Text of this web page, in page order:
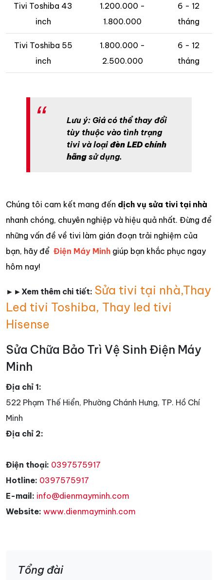
Tivi Toshiba 43
inch
1.200.000 -
1.800.000
6 - 12
tháng
Tivi Toshiba 55
inch
1.800.000 -
2.500.000
6 - 12
tháng
Lưu ý: Giá có thể thay đổi
tùy thuộc vào tình trạng
tivi và loạiđèn LED chính
hãng sử dụng.
Chúng tôi cam kết mang đến dịch vụ sửa tivi tại nhà
nhanh chóng, chuyên nghiệp và hiệu quả nhất. Đừng để
những vấn đề về tivi làm gián đoạn trải nghiệm của
bạn, hãy để Điện Máy Minh giúp bạn khắc phục ngay
hôm nay!
►►Xem thêm chi tiết: Sửa tivi tại nhà,Thay
Led tivi Toshiba, Thay led tivi
Hisense
Sửa Chữa Bảo Trì Vệ Sinh Điện Máy
Minh
Địa chỉ 1:
522 Phạm Thế Hiển, Phường Chánh Hưng, TP. Hồ Chí
Minh
Địa chỉ 2:
Điện thoại: 0397575917
Hotline: 0397575917
E-mail: info@dienmayminh.com
Website: www.dienmayminh.com
Tổng đài